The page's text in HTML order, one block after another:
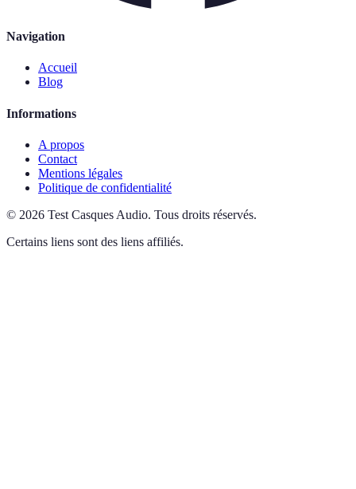
Navigation
Accueil
Blog
Informations
A propos
Contact
Mentions légales
Politique de confidentialité
© 2026 Test Casques Audio. Tous droits réservés.
Certains liens sont des liens affiliés.